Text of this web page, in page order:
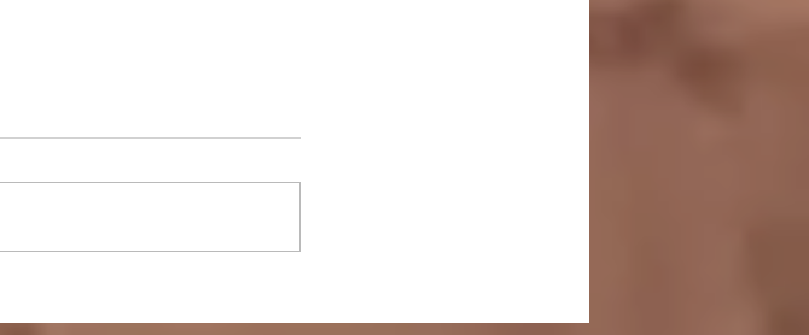
事、おさらい会終了しまし